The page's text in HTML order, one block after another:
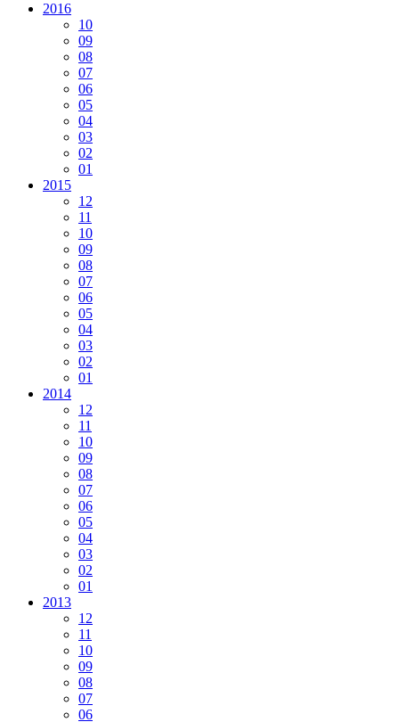
2016
10
09
08
07
06
05
04
03
02
01
2015
12
11
10
09
08
07
06
05
04
03
02
01
2014
12
11
10
09
08
07
06
05
04
03
02
01
2013
12
11
10
09
08
07
06